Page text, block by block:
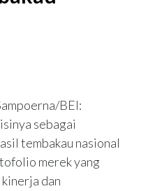
BEI:
sebagai
tembakau nasional
merek yang
dan